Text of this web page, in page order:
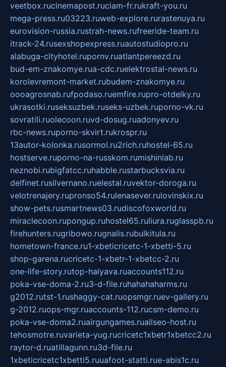
veetbox.rucinemapost.ruciam-fr.rukraft-you.ru
mega-press.ru03223.ruweb-explore.rurastenuya.ru
eurovision-russia.rustrah-news.rufreeride-team.ru
itrack-24.rusexshopexpress.ruautostudiopro.ru
alabuga-cityhotel.rupornv.ruatlantpereezd.ru
bud-em-znakomye.rua-cdc.ruelektrostal-news.ru
korolevremont-market.rubudem-znakomye.ru
oooagrosnab.rufpodaso.ruemfire.rupro-otdelky.ru
ukrasotki.ruseksuzbek.ruseks-uzbek.ruporno-vk.ru
sovratili.ruolecoon.ruvd-dosug.ruadonyev.ru
rbc-news.ruporno-skvirt.rukrospr.ru
13autor-kolonka.rusormol.ru2rich.ruhostel-65.ru
hostserve.ruporno-na-russkom.rumishinlab.ru
neznobi.rubigfatcc.ruhabble.rustarbucksvia.ru
delfinet.rusilvernano.ruelestal.ruvektor-doroga.ru
velotrenajery.rupronso54.rulenasever.rulovinskix.ru
show-pets.rusmartnews03.rudiscofoxworld.ru
miraclecoon.rupongup.ruhostel65.ruliura.ruglasspb.ru
firehunters.rugribowo.rugnalis.rubulkitula.ru
hometown-france.ru1-xbeticricetc-1-xbetti-5.ru
shop-garena.rucricetc-1-xbetr-1-xbetcc-2.ru
one-life-story.rutop-halyava.ruaccounts112.ru
poka-vse-doma-2.ru3-d-file.ruhahahaharms.ru
g2012.rutst-1.rushaggy-cat.ruopsmgr.ruev-gallery.ru
g-2012.ruops-mgr.ruaccounts-112.rucsm-demo.ru
poka-vse-doma2.ruairgungames.ruallseo-host.ru
tehosmotre.ruvarieta-yug.rucricetc1xbetr1xbetcc2.ru
raytor-d.ruatillagunn.ru3d-file.ru
1xbeticricetc1xbetti5.ruuafoot-statti.rue-abis1c.ru